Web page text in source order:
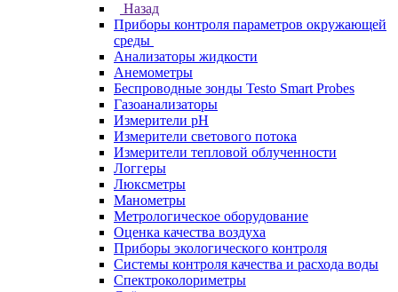
Назад
Приборы контроля параметров окружающей
среды
Анализаторы жидкости
Анемометры
Беспроводные зонды Testo Smart Probes
Газоанализаторы
Измерители pH
Измерители светового потока
Измерители тепловой облученности
Логгеры
Люксметры
Манометры
Метрологическое оборудование
Оценка качества воздуха
Приборы экологического контроля
Системы контроля качества и расхода воды
Спектроколориметры